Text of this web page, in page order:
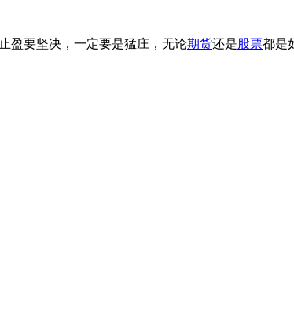
止盈要坚决，一定要是猛庄，无论期货还是股票都是